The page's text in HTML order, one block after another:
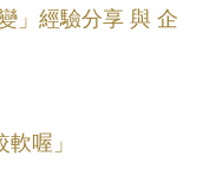
」經驗分享 與 企
喔」